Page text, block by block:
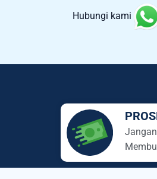
Hubungi kami